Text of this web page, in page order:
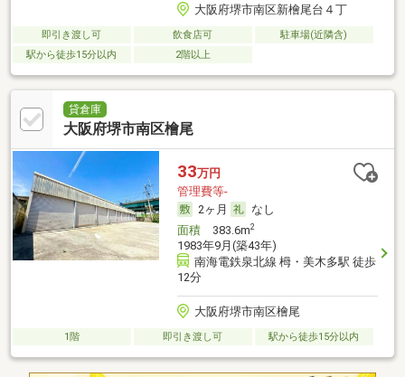
大阪府堺市南区新檜尾台４丁
即引き渡し可 飲食店可
駐車場(近隣含)
駅から徒歩15分以内
2階以上
貸倉庫
大阪府堺市南区檜尾
33万円
管理費等-
2ヶ月
なし
面積383.6m2
1983年9月(築43年)
南海電鉄泉北線 栂・美木多駅 徒歩
12分
大阪府堺市南区檜尾
1階 即引き渡し可 駅から徒歩15分以内